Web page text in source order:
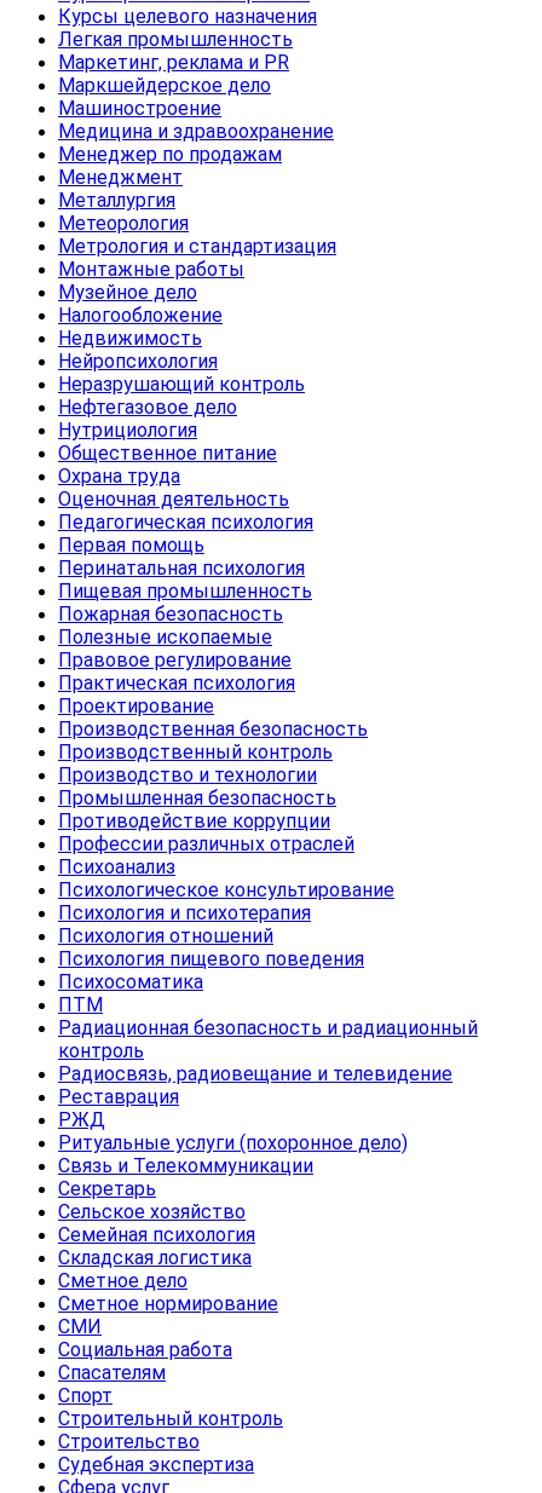
Курсы целевого назначения
Легкая промышленность
Маркетинг, реклама и PR
Маркшейдерское дело
Машиностроение
Медицина и здравоохранение
Менеджер по продажам
Менеджмент
Металлургия
Метеорология
Метрология и стандартизация
Монтажные работы
Музейное дело
Налогообложение
Недвижимость
Нейропсихология
Неразрушающий контроль
Нефтегазовое дело
Нутрициология
Общественное питание
Охрана труда
Оценочная деятельность
Педагогическая психология
Первая помощь
Перинатальная психология
Пищевая промышленность
Пожарная безопасность
Полезные ископаемые
Правовое регулирование
Практическая психология
Проектирование
Производственная безопасность
Производственный контроль
Производство и технологии
Промышленная безопасность
Противодействие коррупции
Профессии различных отраслей
Психоанализ
Психологическое консультирование
Психология и психотерапия
Психология отношений
Психология пищевого поведения
Психосоматика
ПТМ
Радиационная безопасность и радиационный
контроль
Радиосвязь, радиовещание и телевидение
Реставрация
РЖД
Ритуальные услуги (похоронное дело)
Связь и Телекоммуникации
Секретарь
Сельское хозяйство
Семейная психология
Складская логистика
Сметное дело
Сметное нормирование
СМИ
Социальная работа
Спасателям
Спорт
Строительный контроль
Строительство
Судебная экспертиза
Сфера услуг